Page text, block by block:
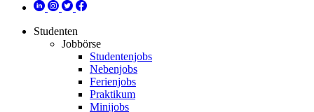
Studenten
Jobbörse
Studentenjobs
Nebenjobs
Ferienjobs
Praktikum
Minijobs